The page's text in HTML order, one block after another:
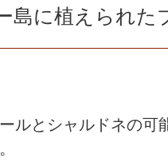
島に植えられた
ルとシャルドネの可